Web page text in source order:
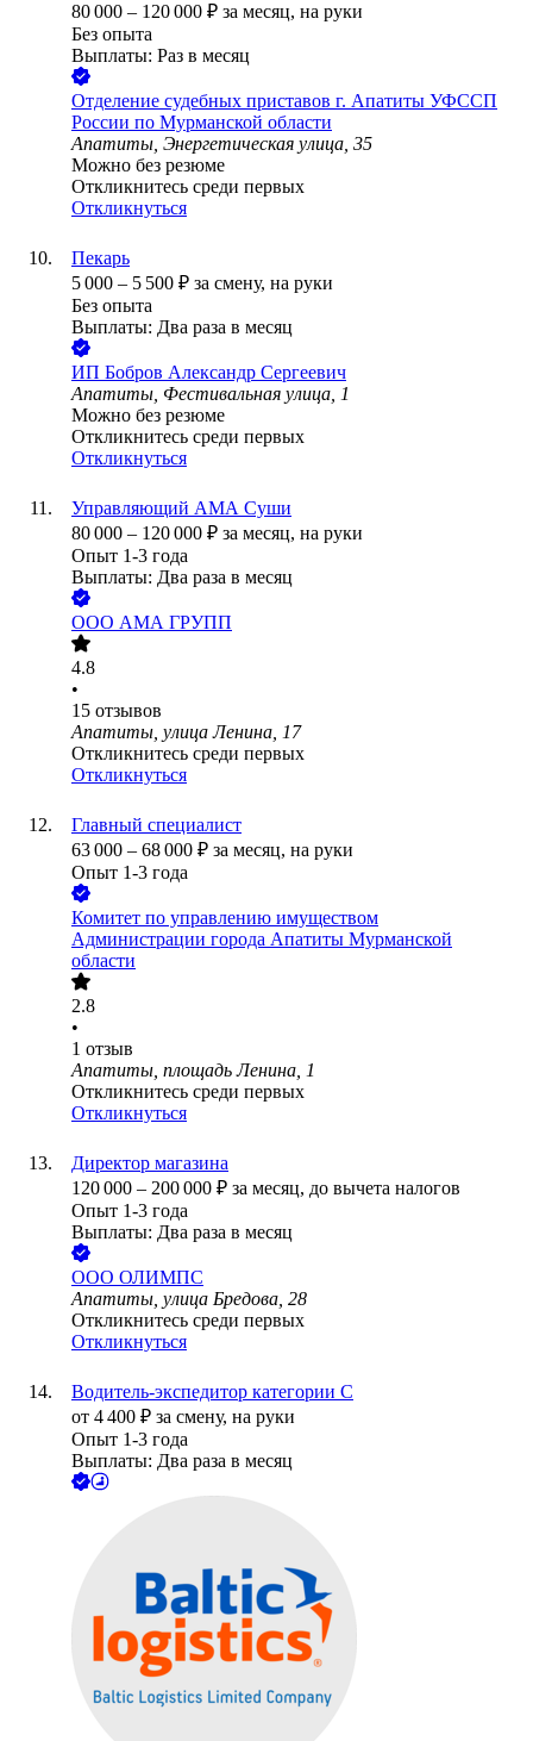
80 000 – 120 000 ₽ за месяц, на руки
Без опыта
Выплаты: Раз в месяц
Отделение судебных приставов г. Апатиты УФССП
России по Мурманской области
Апатиты, Энергетическая улица, 35
Можно без резюме
Откликнитесь среди первых
Откликнуться
Пекарь
5 000 – 5 500 ₽ за смену, на руки
Без опыта
Выплаты: Два раза в месяц
ИП Бобров Александр Сергеевич
Апатиты, Фестивальная улица, 1
Можно без резюме
Откликнитесь среди первых
Откликнуться
Управляющий АМА Суши
80 000 – 120 000 ₽ за месяц, на руки
Опыт 1-3 года
Выплаты: Два раза в месяц
ООО АМА ГРУПП
4.8
•
15 отзывов
Апатиты, улица Ленина, 17
Откликнитесь среди первых
Откликнуться
Главный специалист
63 000 – 68 000 ₽ за месяц, на руки
Опыт 1-3 года
Комитет по управлению имуществом
Администрации города Апатиты Мурманской
области
2.8
•
1 отзыв
Апатиты, площадь Ленина, 1
Откликнитесь среди первых
Откликнуться
Директор магазина
120 000 – 200 000 ₽ за месяц, до вычета налогов
Опыт 1-3 года
Выплаты: Два раза в месяц
ООО ОЛИМПС
Апатиты, улица Бредова, 28
Откликнитесь среди первых
Откликнуться
Водитель-экспедитор категории С
от 4 400 ₽ за смену, на руки
Опыт 1-3 года
Выплаты: Два раза в месяц